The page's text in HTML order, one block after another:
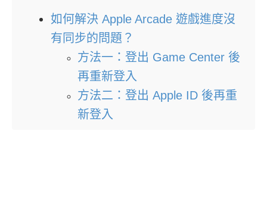
如何解決 Apple Arcade 遊戲進度沒
有同步的問題？
方法一：登出 Game Center 後
再重新登入
方法二：登出 Apple ID 後再重
新登入